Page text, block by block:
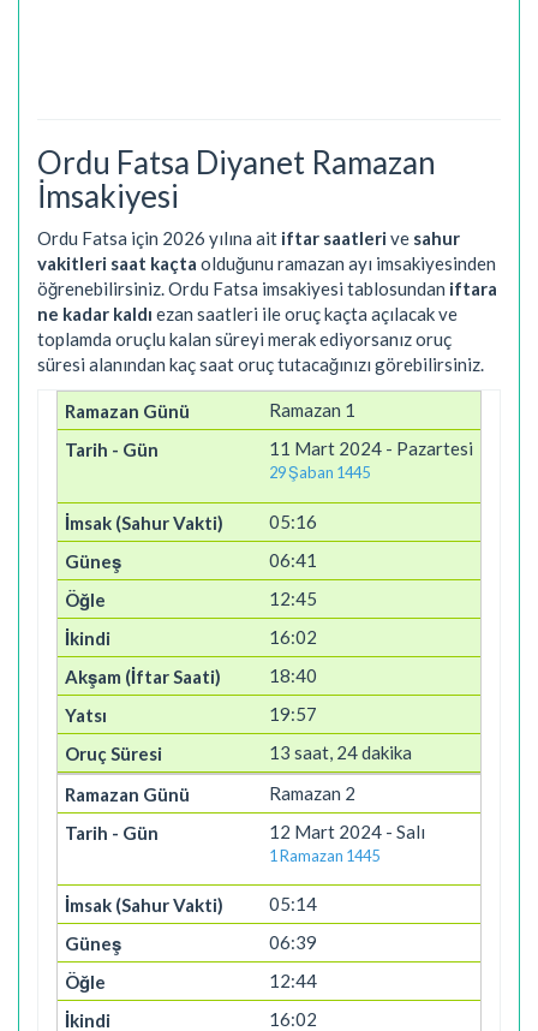
Ordu Fatsa Diyanet Ramazan
İmsakiyesi
Ordu Fatsa için 2026 yılına ait iftar saatlerive sahur
vakitleri saat kaçta olduğunu ramazan ayı imsakiyesinden
öğrenebilirsiniz. Ordu Fatsa imsakiyesi tablosundan iftara
ne kadar kaldı ezan saatleri ile oruç kaçta açılacak ve
toplamda oruçlu kalan süreyi merak ediyorsanız oruç
süresi alanından kaç saat oruç tutacağınızı görebilirsiniz.
Ramazan 1
11 Mart 2024 - Pazartesi
29 Şaban 1445
05:16
06:41
12:45
16:02
18:40
19:57
13 saat, 24 dakika
Ramazan 2
12 Mart 2024 - Salı
1 Ramazan 1445
05:14
06:39
12:44
16:02